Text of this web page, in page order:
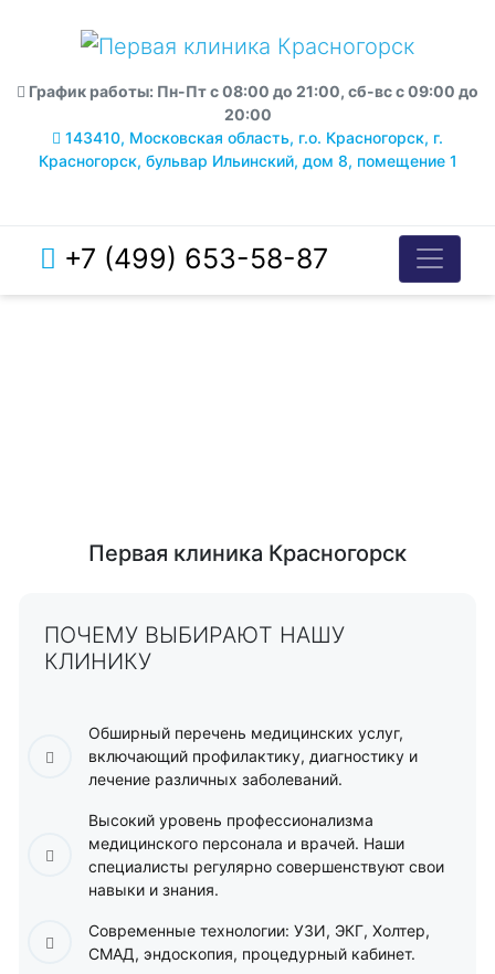
График работы: Пн-Пт с 08:00 до 21:00, сб-вс с 09:00 до
20:00
143410, Московская область, г.о. Красногорск, г.
Красногорск, бульвар Ильинский, дом 8, помещение 1
+7 (499) 653-58-87
Первая клиника Красногорск
ПОЧЕМУ ВЫБИРАЮТ НАШУ
КЛИНИКУ
Обширный перечень медицинских услуг,
включающий профилактику, диагностику и
лечение различных заболеваний.
Высокий уровень профессионализма
медицинского персонала и врачей. Наши
специалисты регулярно совершенствуют свои
навыки и знания.
Современные технологии: УЗИ, ЭКГ, Холтер,
СМАД, эндоскопия, процедурный кабинет.